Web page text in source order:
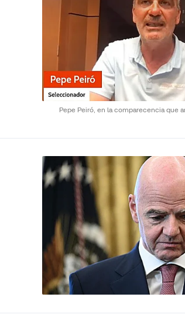
Pepe Peiró, en la comparecencia que